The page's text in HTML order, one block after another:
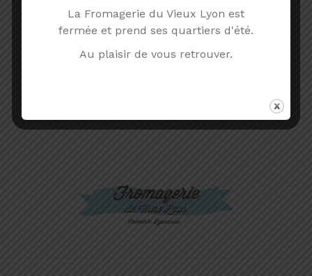
7.60€ TTC
La Fromagerie du Vieux Lyon est
fermée et prend ses quartiers d'été.
Au plaisir de vous retrouver.